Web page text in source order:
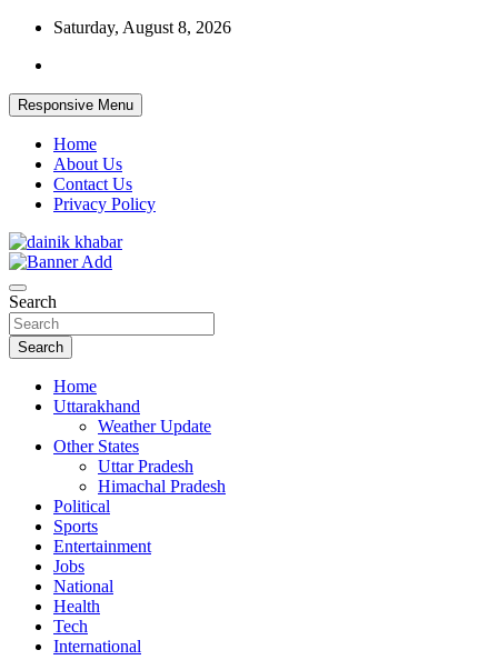
Skip
content
Saturday, August 8, 2026
Responsive Menu
Home
About Us
Contact Us
Privacy Policy
Dainikkhabar.in – Uttarakhand Daily
Hindi News Website
Search
Search
Home
Uttarakhand
Weather Update
Other States
Uttar Pradesh
Himachal Pradesh
Political
Sports
Entertainment
Jobs
National
Health
Tech
International